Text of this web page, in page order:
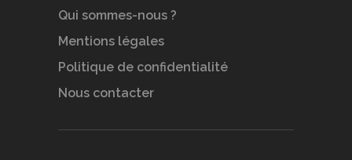
Qui sommes-nous ?
Mentions légales
Politique de confidentialité
Nous contacter